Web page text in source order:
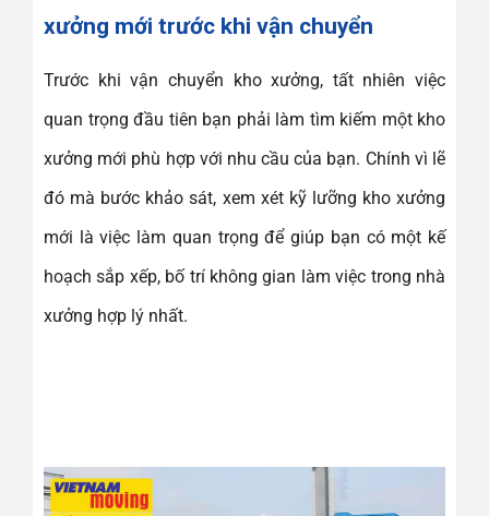
xưởng mới trước khi vận chuyển
Trước khi vận chuyển kho xưởng, tất nhiên việc
quan trọng đầu tiên bạn phải làm tìm kiếm một kho
xưởng mới phù hợp với nhu cầu của bạn. Chính vì lẽ
đó mà bước khảo sát, xem xét kỹ lưỡng kho xưởng
mới là việc làm quan trọng để giúp bạn có một kế
hoạch sắp xếp, bố trí không gian làm việc trong nhà
xưởng hợp lý nhất.